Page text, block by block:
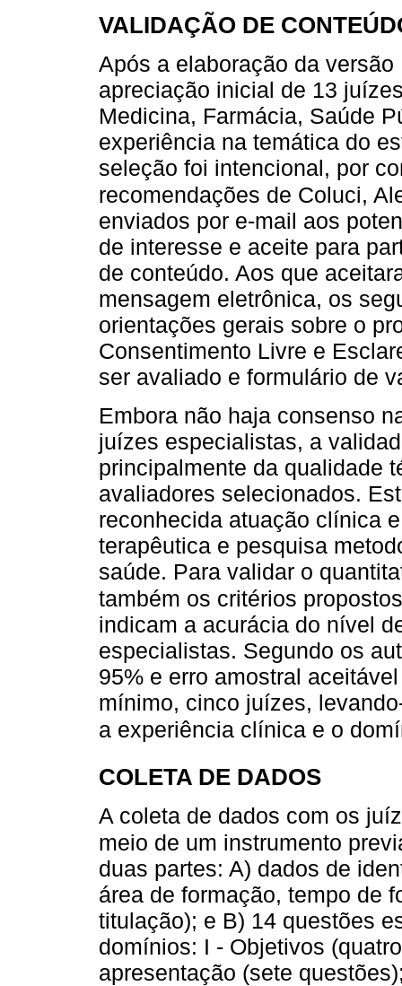
VALIDAÇÃO DE
Após a elaboração da
apreciação inicial de 13
Medicina, Farmácia, Saúde
experiência na temática do
seleção foi intencional, por
recomendações de Coluci,
enviados por e-mail aos
de interesse e aceite para
de conteúdo. Aos que
mensagem eletrônica, os
orientações gerais sobre o
Consentimento Livre e
ser avaliado e formulário de
Embora não haja consenso
juízes especialistas, a
principalmente da qualidade
avaliadores selecionados.
reconhecida atuação clínica
terapêutica e pesquisa
saúde. Para validar o
também os critérios
indicam a acurácia do nível
especialistas. Segundo os
95% e erro amostral
mínimo, cinco juízes,
a experiência clínica e o
COLETA DE DADOS
A coleta de dados com os
meio de um instrumento
duas partes: A) dados de
área de formação, tempo de
titulação); e B) 14 questões
domínios: I - Objetivos
apresentação (sete